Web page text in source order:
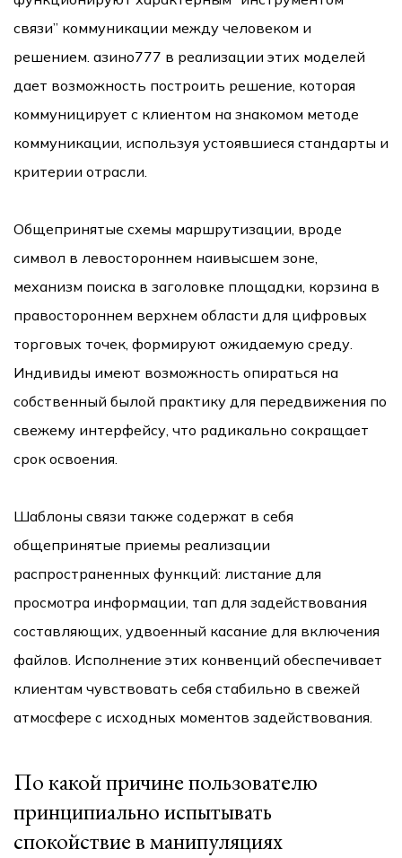
связи” коммуникации между человеком и
решением. азино777 в реализации этих моделей
дает возможность построить решение, которая
коммуницирует с клиентом на знакомом методе
коммуникации, используя устоявшиеся стандарты и
критерии отрасли.
Общепринятые схемы маршрутизации, вроде
символ в левостороннем наивысшем зоне,
механизм поиска в заголовке площадки, корзина в
правостороннем верхнем области для цифровых
торговых точек, формируют ожидаемую среду.
Индивиды имеют возможность опираться на
собственный былой практику для передвижения по
свежему интерфейсу, что радикально сокращает
срок освоения.
Шаблоны связи также содержат в себя
общепринятые приемы реализации
распространенных функций: листание для
просмотра информации, тап для задействования
составляющих, удвоенный касание для включения
файлов. Исполнение этих конвенций обеспечивает
клиентам чувствовать себя стабильно в свежей
атмосфере с исходных моментов задействования.
По какой причине пользователю
принципиально испытывать
спокойствие в манипуляциях